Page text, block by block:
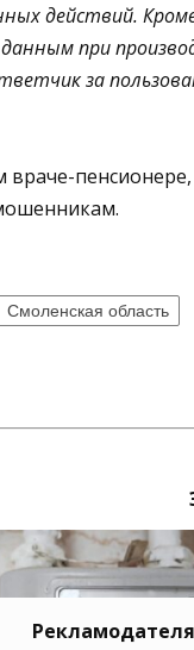
действий.
при
за
враче-
Смоленская область